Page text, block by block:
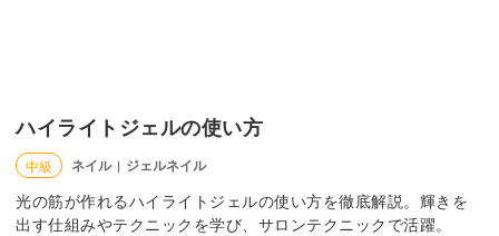
ハイライトジェルの使い方
中級 ネイル | ジェルネイル
光の筋が作れるハイライトジェルの使い方を徹底解説。輝きを
出す仕組みやテクニックを学び、サロンテクニックで活躍。